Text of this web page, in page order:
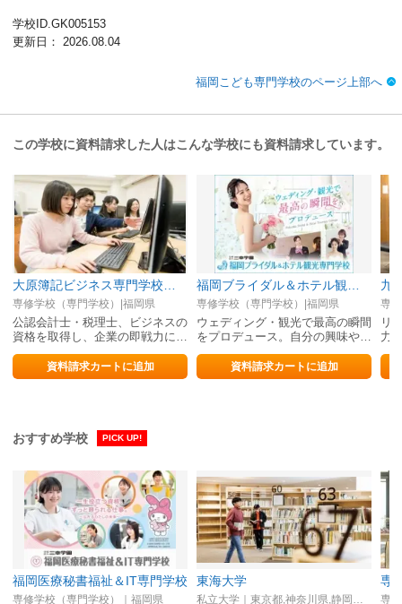
学校ID.GK005153
更新日： 2026.08.04
福岡こども専門学校のページ上部へ
この学校に資料請求した人はこんな学校にも資料請求しています。
専修学校（専門学校）|福岡県
公認会計士・税理士、ビジネスの
資格を取得し、企業の即戦力にな
ろう。
資料請求カートに追加
専修学校（専門学校）|福岡県
ウェディング・観光で最高の瞬間
をプロデュース。自分の興味や目
指す職業に合わせて選ぶ学科コー
ス選択制！資料請求カートに追加
九
専
リ
力
おすすめ学校 PICK UP!
福岡医療秘書福祉＆IT専門学校
専修学校（専門学校）｜福岡県
東海大学
私立大学｜東京都,神奈川県,静岡県,熊本県,北海道 専